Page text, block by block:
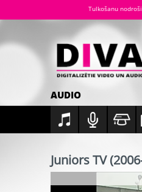
Tulkošanu
AUDIO
Juniors TV